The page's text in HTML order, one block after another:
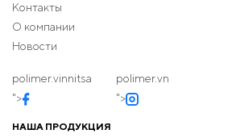
Контакты
О компании
Новости
polimer.vinnitsa
">
polimer.vn
">
НАША ПРОДУКЦИЯ